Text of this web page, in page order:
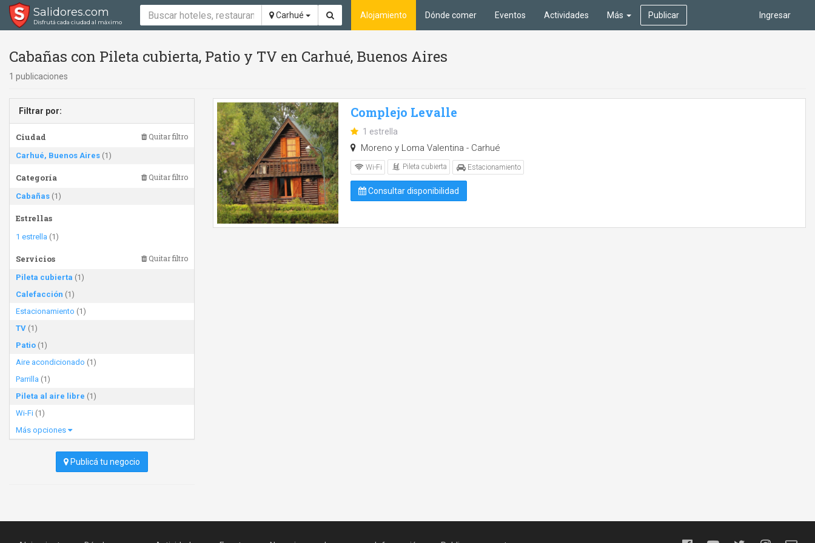
Salidores.com
Disfrutá cada ciudad al máximo
Carhué Ingresar
Alojamiento Dónde comer Eventos Actividades Más Publicar
Cabañas con Pileta cubierta, Patio y TV en Carhué, Buenos Aires
1 publicaciones
Filtrar por:
Ciudad Quitar filtro
Carhué, Buenos Aires (1)
Categoría Quitar filtro
Cabañas (1)
Estrellas
1 estrella (1)
Servicios Quitar filtro
Pileta cubierta (1)
Calefacción (1)
Estacionamiento (1)
TV (1)
Patio (1)
Aire acondicionado (1)
Parrilla (1)
Pileta al aire libre (1)
Wi-Fi (1)
Más opciones
Publicá tu negocio
Complejo Levalle
1 estrella
Moreno y Loma Valentina - Carhué
Wi-Fi Pileta cubierta Estacionamiento
Consultar disponibilidad